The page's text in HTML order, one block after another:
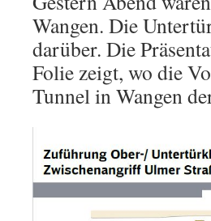
Wangen. Die
darüber. Die
Folie zeigt, wo die
Tunnel in Wangen